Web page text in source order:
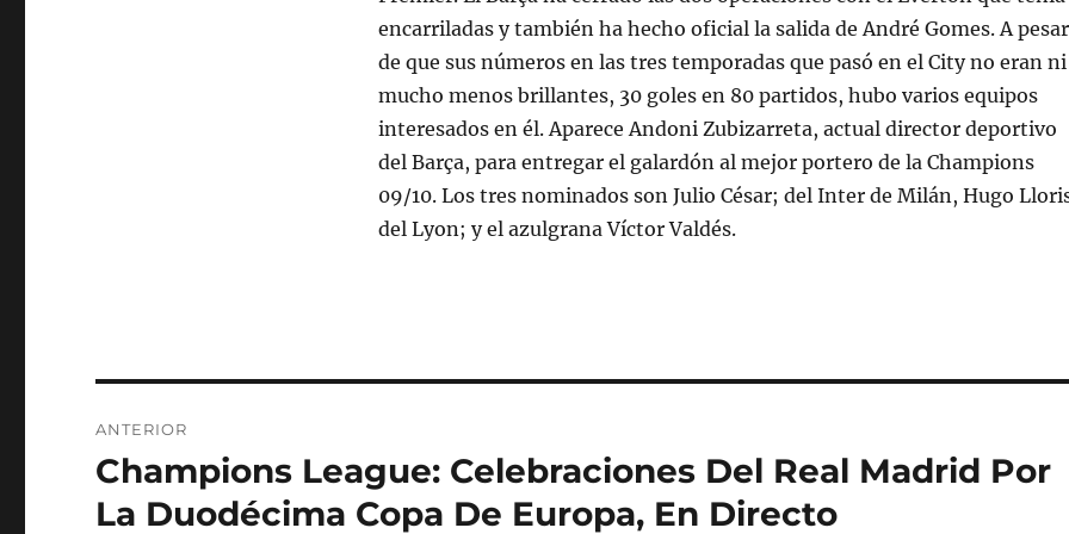
encarriladas y también ha hecho oficial la salida de André Gomes. A pesar
de que sus números en las tres temporadas que pasó en el City no eran ni
mucho menos brillantes, 30 goles en 80 partidos, hubo varios equipos
interesados en él. Aparece Andoni Zubizarreta, actual director deportivo
del Barça, para entregar el galardón al mejor portero de la Champions
09/10. Los tres nominados son Julio César; del Inter de Milán, Hugo
del Lyon; y el azulgrana Víctor Valdés.
de
entradas
ANTERIOR
Entrada
anterior:
Champions League: Celebraciones Del Real Madrid Por
La Duodécima Copa De Europa, En Directo